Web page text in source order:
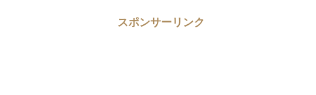
スポンサーリンク